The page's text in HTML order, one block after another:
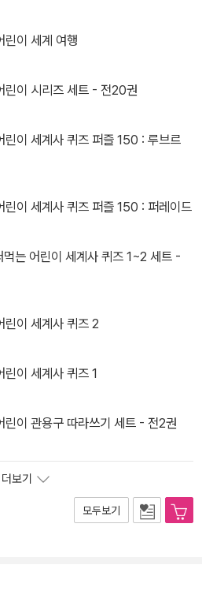
린이 세계 여행
린이 시리즈 세트 - 전20권
린이 세계사 퀴즈 퍼즐 150 : 루브르
린이 세계사 퀴즈 퍼즐 150 : 퍼레이드
는 어린이 세계사 퀴즈 1~2 세트 -
린이 세계사 퀴즈 2
린이 세계사 퀴즈 1
린이 관용구 따라쓰기 세트 - 전2권
더보기
모두보기